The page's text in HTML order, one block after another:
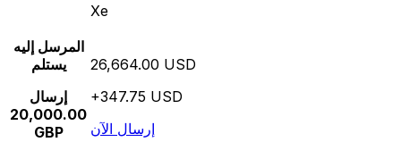
Xe
المرسل إليه
يستلم
إرسال
20,000.00
GBP
26,664.00 USD
+347.75 USD
إرسال الآن